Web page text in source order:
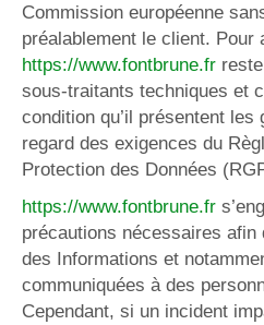
Commission européenne
préalablement le client. Pour
https://www.fontbrune.fr
sous-traitants techniques et
condition qu’il présentent
regard des exigences du
Protection des Données
https://www.fontbrune.fr
précautions nécessaires
des Informations et
communiquées à des
Cependant, si un incident